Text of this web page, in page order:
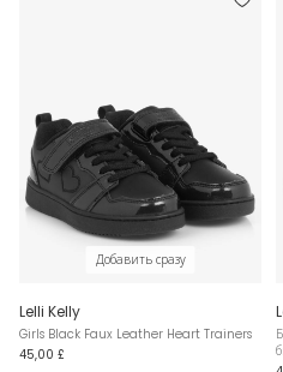
Добавить сразу
Lelli Kelly
Girls Black Faux Leather Heart Trainers
45,00 £